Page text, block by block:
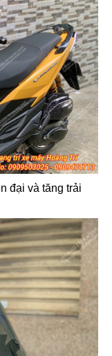
đại và tăng trải